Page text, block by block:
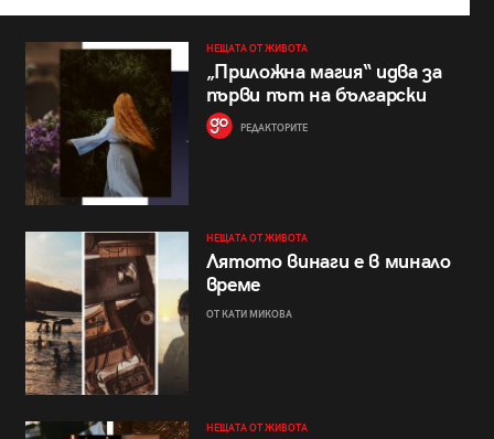
НЕЩАТА ОТ ЖИВОТА
„Приложна магия“ идва за
първи път на български
РЕДАКТОРИТЕ
НЕЩАТА ОТ ЖИВОТА
Лятото винаги е в минало
време
ОТ КАТИ МИКОВА
НЕЩАТА ОТ ЖИВОТА